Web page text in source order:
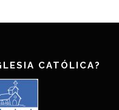
CATÓLICA?